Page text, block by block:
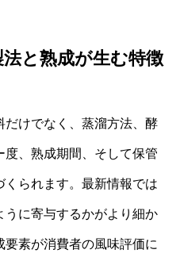
と熟成が生む特徴
だけでなく、蒸溜方法、酵
、熟成期間、そして保管
られます。最新情報では
うに寄与するかがより細か
要素が消費者の風味評価に